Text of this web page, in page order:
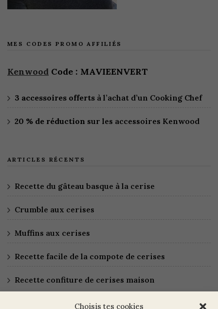
Choisis tes cookies
MES CODES PROMO AFFILIÉS
Kenwood Code : MAVIEENVERT
3 accessoires offerts à l’achat d’un Cooking Chef
20 % de réduction sur les accessoires Kenwood
ARTICLES RÉCENTS
Recette du gâteau basque à la cerise
Crumble aux cerises
Muffins aux cerises
Recette facile de la compote de cerises
Recette confiture de cerises maison